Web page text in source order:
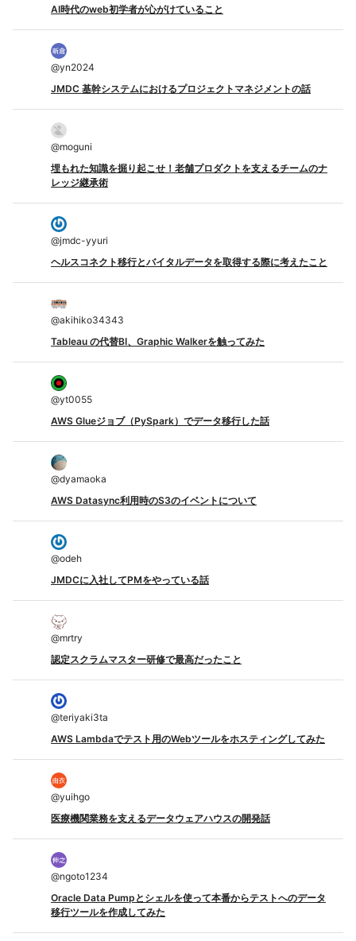
AI時代のweb初学者が心がけていること
@yn2024
JMDC 基幹システムにおけるプロジェクトマネジメントの話
@moguni
埋もれた知識を掘り起こせ！老舗プロダクトを支えるチームのナ
レッジ継承術
@jmdc-yyuri
ヘルスコネクト移行とバイタルデータを取得する際に考えたこと
@akihiko34343
Tableau の代替BI、Graphic Walkerを触ってみた
@yt0055
AWS Glueジョブ（PySpark）でデータ移行した話
@dyamaoka
AWS Datasync利用時のS3のイベントについて
@odeh
JMDCに入社してPMをやっている話
@mrtry
認定スクラムマスター研修で最高だったこと
@teriyaki3ta
AWS Lambdaでテスト用のWebツールをホスティングしてみた
@yuihgo
医療機関業務を支えるデータウェアハウスの開発話
@ngoto1234
Oracle Data Pumpとシェルを使って本番からテストへのデータ
移行ツールを作成してみた